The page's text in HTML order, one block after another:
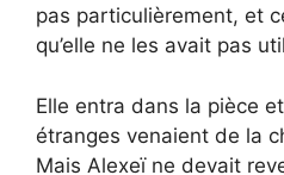
pas particulièrement, et
qu’elle ne les avait pas
Elle entra dans la pièce
étranges venaient de la
Mais Alexeï ne devait